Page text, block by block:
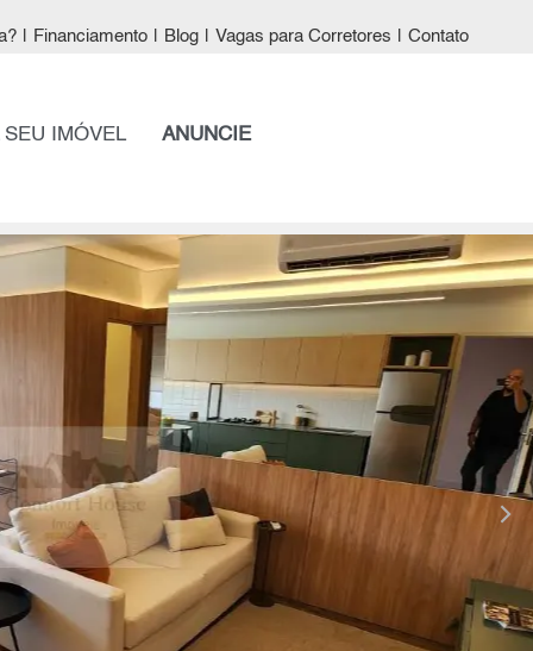
Financiamento Blog Vagas para Corretores Contato
SEU IMÓVEL ANUNCIE